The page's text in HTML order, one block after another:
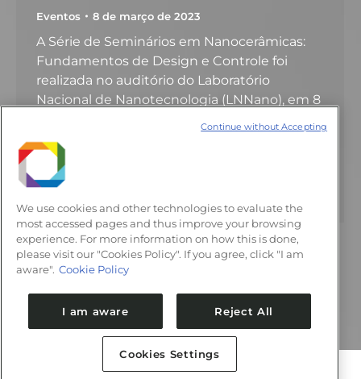
Eventos 8 de março de 2023
A Série de Seminários em Nanocerâmicas:
Fundamentos de Design e Controle foi
realizada no auditório do Laboratório
Nacional de Nanotecnologia (LNNano), em 8
de março. O evento foi uma iniciativa
motivada pela presença do Prof. Ricardo
Castro, da Universidade de Lehigh (EUA),
que veio ao CNPEM como professor
We use cookies and other technologies to evaluate the
most accessed pages and thus improve your browsing
experience. For more information on how this is done,
please visit our "Cookies Policy". If you agree, click "I am
aware". Cookie Policy
I am aware Reject All
Cookies Settings
Continue without Accepting